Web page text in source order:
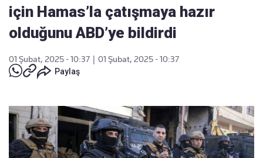
için Hamas’la çatışmaya hazır
olduğunu ABD’ye bildirdi
01 Şubat, 2025 - 10:37
01 Şubat, 2025 - 10:37
Paylaş